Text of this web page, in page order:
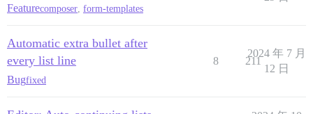
Featurecomposer form-templates
Automatic extra bullet after
every list line
Bugfixed
8 211
2024 年 7 月
12 日